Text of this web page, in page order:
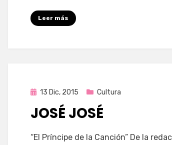
Leer más
Publicada
13 Dic, 2015 Cultura
JOSÉ JOSÉ
porEnrique
“El Príncipe de la Canción” De la